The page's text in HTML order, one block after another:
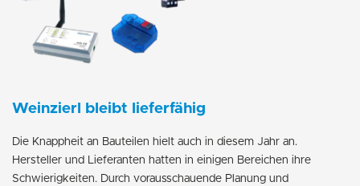
Weinzierl bleibt lieferfähig
Die Knappheit an Bauteilen hielt auch in diesem Jahr an.
Hersteller und Lieferanten hatten in einigen Bereichen ihre
Schwierigkeiten. Durch vorausschauende Planung und